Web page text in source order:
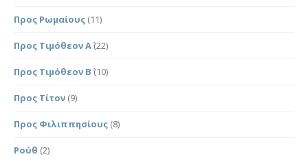
Προς Ρωμαίους (11)
Προς Τιμόθεον Α΄(22)
Προς Τιμόθεον Β΄ (10)
Προς Τίτον (9)
Προς Φιλιππησίους (8)
Ρούθ (2)